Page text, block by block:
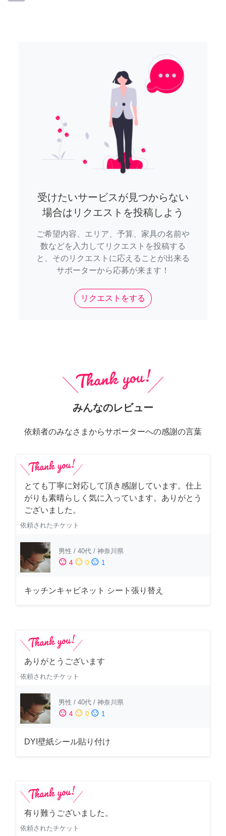
受けたいサービスが見つからない
場合はリクエストを投稿しよう
ご希望内容、エリア、予算、家具の名前や
数などを入力してリクエストを投稿する
と、そのリクエストに応えることが出来る
サポーターから応募が来ます！
リクエストをする
みんなのレビュー
依頼者のみなさまからサポーターへの感謝の言葉
とても丁寧に対応して頂き感謝しています。仕上
がりも素晴らしく気に入っています。ありがとう
ございました。
依頼されたチケット
男性 / 40代 / 神奈川県
sentiment_satisfied 4 sentiment_neutral 0 sentiment_dissatisfied 1
キッチンキャビネット シート張り替え
ありがとうございます
依頼されたチケット
男性 / 40代 / 神奈川県
sentiment_satisfied 4 sentiment_neutral 0 sentiment_dissatisfied 1
DYI壁紙シール貼り付け
有り難うございました。
依頼されたチケット